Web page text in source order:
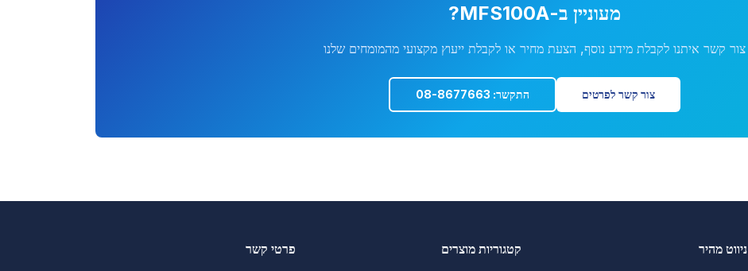
מעוניין ב-MFS100A
?
צור קשר איתנו לקבלת מידע נוסף, הצעת מחיר או לקבלת ייעוץ מקצועי מהמומחים שלנו
צור קשר לפרטים התקשר: 08-8677663
ניווט מהיר קטגוריות מוצרים פרטי קשר